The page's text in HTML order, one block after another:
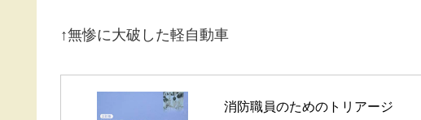
↑無惨に大破した軽自動車
消防職員のためのトリアージ